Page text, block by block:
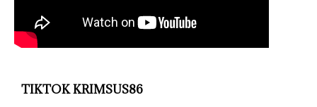
TIKTOK KRIMSUS86